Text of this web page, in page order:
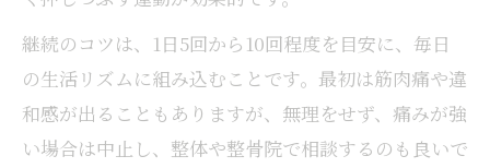
継続のコツは、1日5回から10回程度を目安に、毎日
の生活リズムに組み込むことです。最初は筋肉痛や違
和感が出ることもありますが、無理をせず、痛みが強
い場合は中止し、整体や整骨院で相談するのも良いで